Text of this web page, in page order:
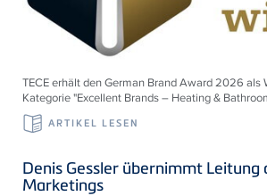
TECE erhält den German Brand Award 2026 als
Kategorie "Excellent Brands – Heating &
ARTIKEL LESEN
Denis Gessler übernimmt Leitung
Marketings